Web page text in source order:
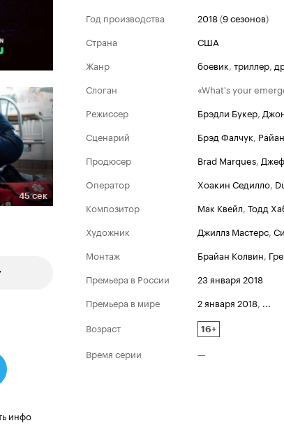
45 сек
инфо
Год производства 2018(9 сезонов)
Страна
США
Жанр
боевик, триллер,
Слоган
«What's your
Режиссер
Брэдли Букер,
Сценарий
Брэд Фалчук,
Продюсер
Brad Marques,
Оператор
Хоакин Седилло,
Композитор
Мак Квейл, Тодд
Художник
Джиллз Мастерс,
Монтаж
Брайан Колвин,
Премьера в России
23 января 2018
Премьера в мире
2 января 2018, ...
Возраст
16+
Время серии —